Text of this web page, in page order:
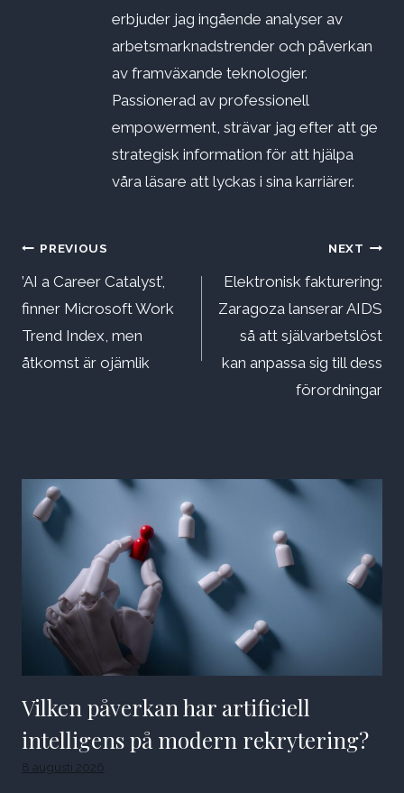
erbjuder jag ingående analyser av
arbetsmarknadstrender och påverkan
av framväxande teknologier.
Passionerad av professionell
empowerment, strävar jag efter att ge
strategisk information för att hjälpa
våra läsare att lyckas i sina karriärer.
Inläggsnavigering
PREVIOUS
’AI a Career Catalyst’,
finner Microsoft Work
Trend Index, men
åtkomst är ojämlik
NEXT
Elektronisk fakturering:
Zaragoza lanserar AIDS
så att självarbetslöst
kan anpassa sig till dess
förordningar
Vilken påverkan har artificiell
intelligens på modern rekrytering?
8 augusti 2026